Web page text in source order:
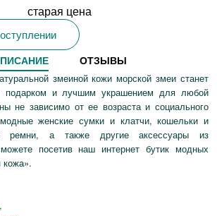
старая цена
ОТЗЫВЫ
змеиной кожи морской змеи станет
подарком и лучшим украшением для любой
не зависимо от ее возраста и социального
женские сумки и клатчи, кошельки и
ремни, а также другие аксессуары из
посетив наш интернет бутик модных
кожа».